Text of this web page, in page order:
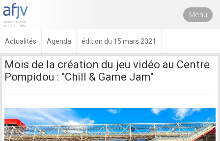
Menu
Actualités Agenda édition du 15 mars 2021
Mois de la création du jeu vidéo au Centre
Pompidou : "Chill & Game Jam"